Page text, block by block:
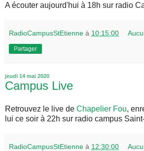
A écouter aujourd'hui à 18h sur radio
RadioCampusStEtienne à 10:15:00
Partager
jeudi 14 mai 2020
Campus Live
Retrouvez le live de Chapelier Fou,
lui ce soir à 22h sur radio campus
RadioCampusStEtienne à 12:30:00